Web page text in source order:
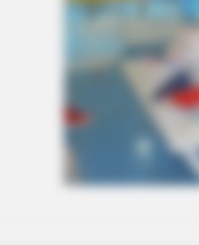
Next Is Pure Magic